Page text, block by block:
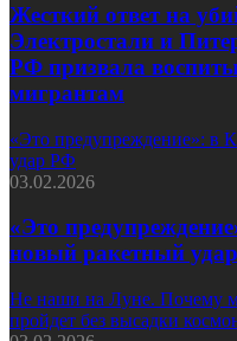
Жесткий ответ на
Электростали и
РФ призвала
мигрантам
«Это предупреждение»: в
удар РФ
03.02.2026
«Это
новый ракетный
Не наши на Луне. Почему
пройдет без высадки